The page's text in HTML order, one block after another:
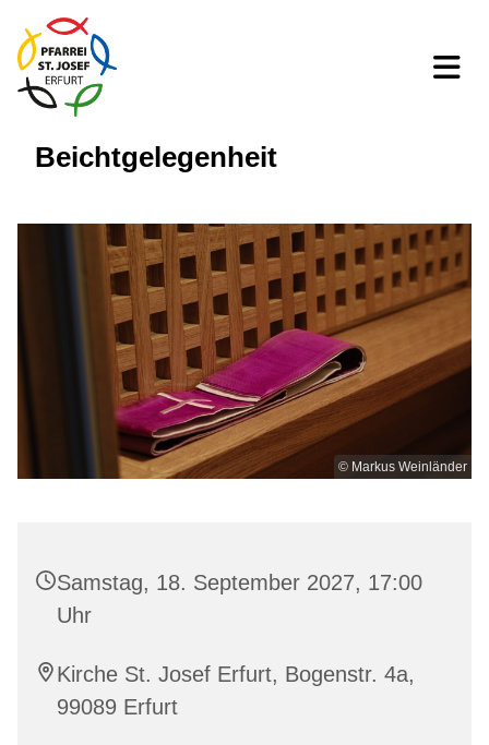
Beichtgelegenheit
© Markus Weinländer
Samstag, 18. September 2027, 17:00
Uhr
Kirche St. Josef Erfurt, Bogenstr. 4a,
99089 Erfurt